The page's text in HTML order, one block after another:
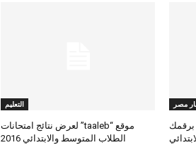
مصر
برقمك
التعليم
موقع “taaleb” لعرض نتائج امتحانات
الطلاب المتوسط والابتدائي 2016